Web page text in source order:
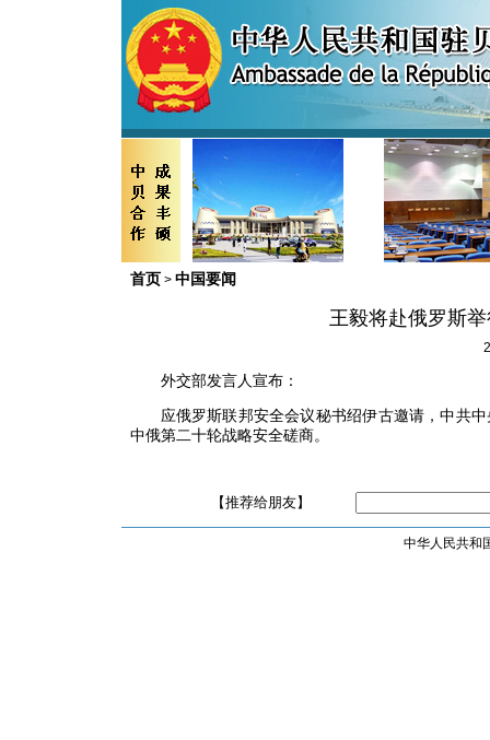
首页 > 中国要闻
王毅将赴俄罗斯
外交部发言人宣布：
应俄罗斯联邦安全会议秘书绍伊古邀请，中共
中俄第二十轮战略安全磋商。
【推荐给朋友】
中华人民共和